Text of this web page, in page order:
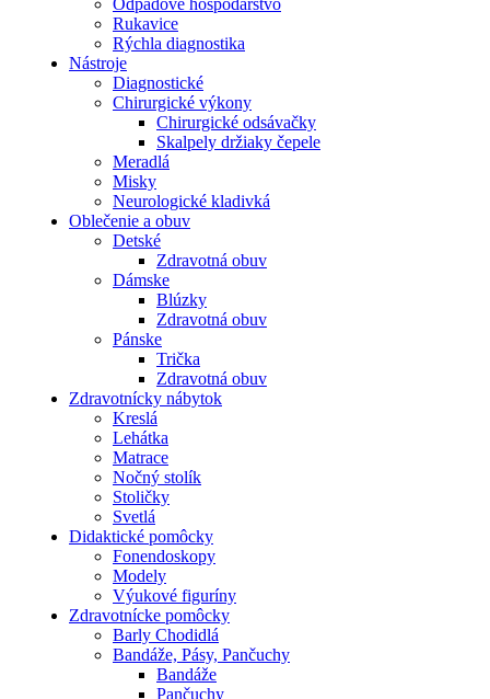
Odpadové hospodárstvo
Rukavice
Rýchla diagnostika
Nástroje
Diagnostické
Chirurgické výkony
Chirurgické odsávačky
Skalpely držiaky čepele
Meradlá
Misky
Neurologické kladivká
Oblečenie a obuv
Detské
Zdravotná obuv
Dámske
Blúzky
Zdravotná obuv
Pánske
Trička
Zdravotná obuv
Zdravotnícky nábytok
Kreslá
Lehátka
Matrace
Nočný stolík
Stoličky
Svetlá
Didaktické pomôcky
Fonendoskopy
Modely
Výukové figuríny
Zdravotnícke pomôcky
Barly Chodidlá
Bandáže, Pásy, Pančuchy
Bandáže
Pančuchy